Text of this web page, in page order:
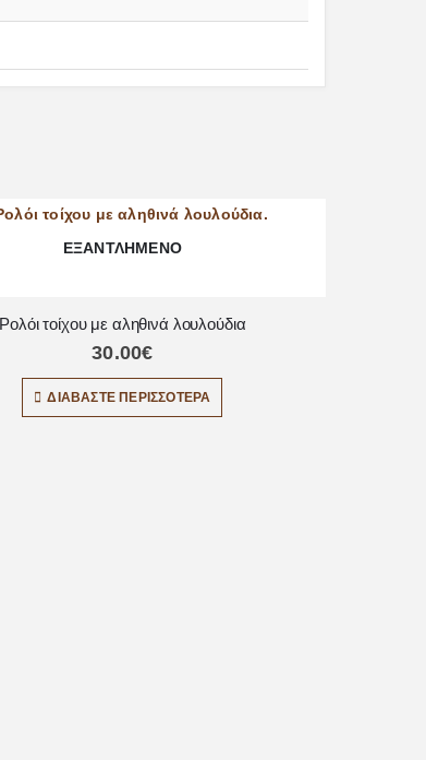
ΕΞΑΝΤΛΗΜΈΝΟ
Ρολόι τοίχου με αληθινά λουλούδια
30.00€
ΔΙΑΒΆΣΤΕ ΠΕΡΙΣΣΌΤΕΡΑ